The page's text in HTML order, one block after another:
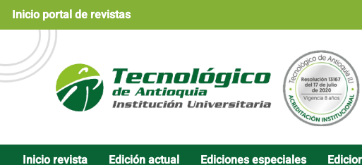
Navegación
principal
Contenido
principal
Barra
lateral
Inicio portal de revistas
Inicio revista Edición actual Ediciones especiales